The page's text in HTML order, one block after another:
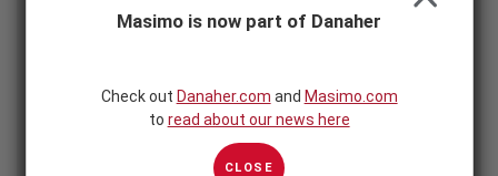
Masimo is now part of Danaher
Check out Danaher.com and Masimo.com
to read about our news here
CLOSE